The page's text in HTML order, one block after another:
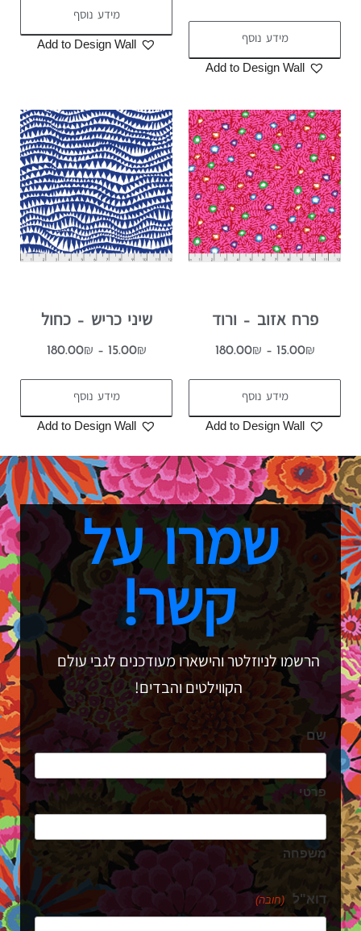
מידע נוסף
Add to Design Wall
מידע נוסף
Add to Design Wall
פרח אזוב – ורוד
15.00₪
–
180.00₪
מידע נוסף
Add to Design Wall
שיני כריש – כחול
15.00₪
–
180.00₪
מידע נוסף
Add to Design Wall
שמרו על
קשר!
הרשמו לניוזלטר והישארו מעודכנים לגבי עולם
הקווילטים והבדים!
שם
פרטי
משפחה
דוא"ל (חובה)